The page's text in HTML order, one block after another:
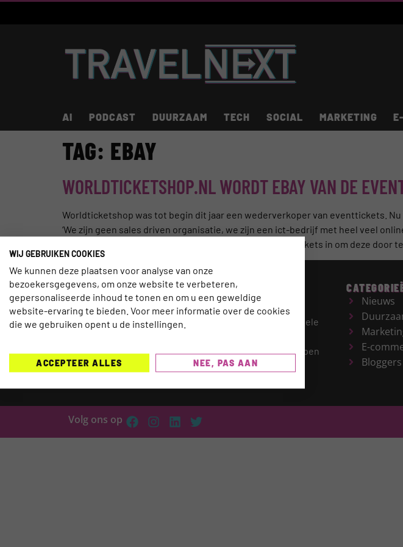
AI PODCAST DUURZAAM TECH SOCIAL MARKETING
TAG: EBAY
WORLDTICKETSHOP.NL WORDT EBAY VAN DE
Worldticketshop was tot begin dit jaar een wederverkoper van eventtickets.
‘We zijn geen sales driven organisatie, we zijn een ict-bedrijf met heel veel
zogenoemde ‘secundaire’ online-ticketverkoper eventtickets in om deze door
TRAVELNEXT is hét leading kennisplatform voor de gehele
Onderwerpen
die worden behandeld zijn onder meer Technologie,
Nieuws
E-
Bloggers
Volg ons op
WIJ GEBRUIKEN COOKIES
We kunnen deze plaatsen voor analyse van onze
bezoekersgegevens, om onze website te verbeteren,
gepersonaliseerde inhoud te tonen en om u een geweldige
website-ervaring te bieden. Voor meer informatie over de cookies
die we gebruiken opent u de instellingen.
ACCEPTEER ALLES NEE, PAS AAN